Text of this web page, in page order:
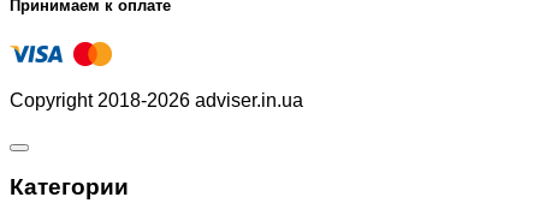
Принимаем к оплате
Copyright 2018-2026 adviser.in.ua
Категории